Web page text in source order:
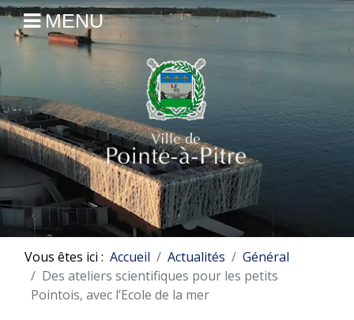
MENU
Vous êtes ici : Accueil Actualités
Général
Des ateliers scientifiques pour les petits
Pointois, avec l’Ecole de la mer